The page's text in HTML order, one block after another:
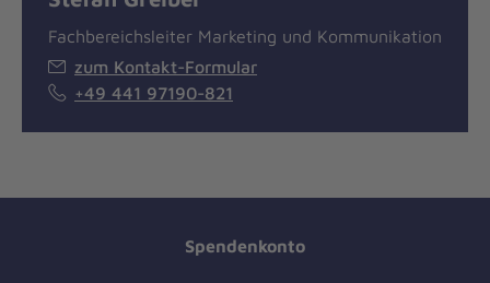
Fachbereichsleiter Marketing und Kommunikation
zum Kontakt-Formular
+49 441 97190-821
Spendenkonto